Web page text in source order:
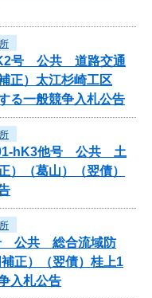
K2号 公共 道路交通
正）太江杉崎工区
る一般競争入札公告
01-hK3他号 公共 土
）（葛山）（翌債）
公共 総合流域防
正）（翌債）桂上1
入札公告